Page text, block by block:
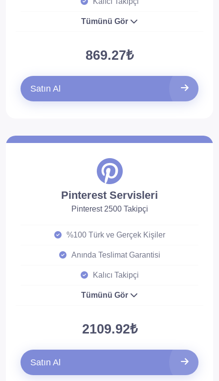
Tümünü Gör
869.27₺
Satın Al
Pinterest Servisleri
Pinterest 2500 Takipçi
%100 Türk ve Gerçek Kişiler
Anında Teslimat Garantisi
Kalıcı Takipçi
Tümünü Gör
2109.92₺
Satın Al